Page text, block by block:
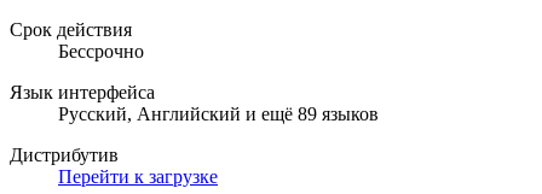
Срок действия
Бессрочно
Язык интерфейса
Русский, Английский и ещё 89 языков
Дистрибутив
Перейти к загрузке